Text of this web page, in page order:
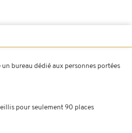
bureau dédié aux personnes portées
pour seulement 90 places